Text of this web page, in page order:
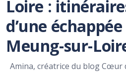
Loire :
d’une
Meung-sur-
Amina, créatrice du blog Cœur